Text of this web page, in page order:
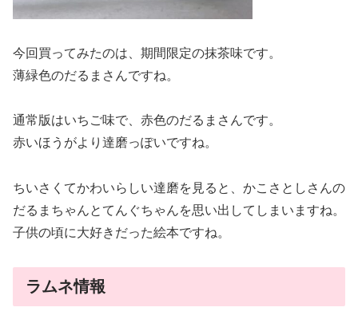
今回買ってみたのは、期間限定の抹茶味です。
薄緑色のだるまさんですね。
通常版はいちご味で、赤色のだるまさんです。
赤いほうがより達磨っぽいですね。
ちいさくてかわいらしい達磨を見ると、かこさとしさんの
だるまちゃんとてんぐちゃんを思い出してしまいますね。
子供の頃に大好きだった絵本ですね。
ラムネ情報